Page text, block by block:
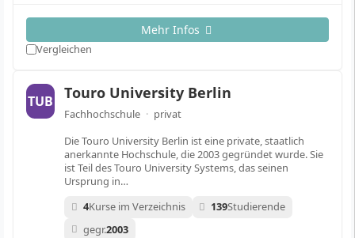
Mehr Infos
Vergleichen
TUB Touro University Berlin
Fachhochschule · privat
Die Touro University Berlin ist eine private, staatlich
anerkannte Hochschule, die 2003 gegründet wurde. Sie
ist Teil des Touro University Systems, das seinen
Ursprung in…
4Kurse im Verzeichnis 139Studierende
gegr.2003